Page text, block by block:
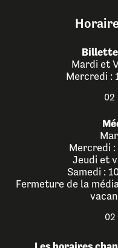
Mardi et
Mercredi :
02
Mercredi
Jeudi et
Samedi :
Fermeture de la
02